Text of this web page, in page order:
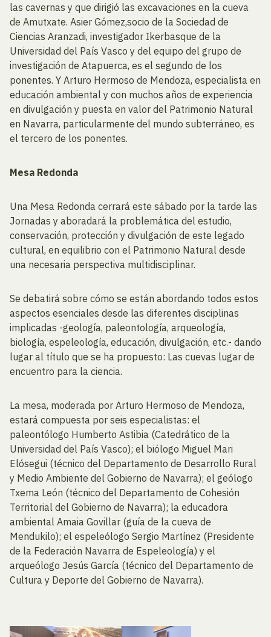
las cavernas y que dirigió las excavaciones en la cueva
de Amutxate. Asier Gómez,socio de la Sociedad de
Ciencias Aranzadi, investigador Ikerbasque de la
Universidad del País Vasco y del equipo del grupo de
investigación de Atapuerca, es el segundo de los
ponentes. Y Arturo Hermoso de Mendoza, especialista en
educación ambiental y con muchos años de experiencia
en divulgación y puesta en valor del Patrimonio Natural
en Navarra, particularmente del mundo subterráneo, es
el tercero de los ponentes.
Mesa Redonda
Una Mesa Redonda cerrará este sábado por la tarde las
Jornadas y aboradará la problemática del estudio,
conservación, protección y divulgación de este legado
cultural, en equilibrio con el Patrimonio Natural desde
una necesaria perspectiva multidisciplinar.
Se debatirá sobre cómo se están abordando todos estos
aspectos esenciales desde las diferentes disciplinas
implicadas -geología, paleontología, arqueología,
biología, espeleología, educación, divulgación, etc.- dando
lugar al título que se ha propuesto: Las cuevas lugar de
encuentro para la ciencia.
La mesa, moderada por Arturo Hermoso de Mendoza,
estará compuesta por seis especialistas: el
paleontólogo Humberto Astibia (Catedrático de la
Universidad del País Vasco); el biólogo Miguel Mari
Elósegui (técnico del Departamento de Desarrollo Rural
y Medio Ambiente del Gobierno de Navarra); el geólogo
Txema León (técnico del Departamento de Cohesión
Territorial del Gobierno de Navarra); la educadora
ambiental Amaia Govillar (guía de la cueva de
Mendukilo); el espeleólogo Sergio Martínez (Presidente
de la Federación Navarra de Espeleología) y el
arqueólogo Jesús García (técnico del Departamento de
Cultura y Deporte del Gobierno de Navarra).